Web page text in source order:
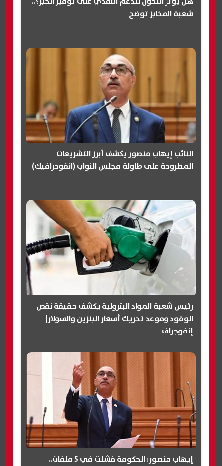
شعبة المخابز توضح
النائب إيهاب منصور يكشف أبرز التشريعات
المطروحة على طاولة مجلس النواب (انفوجرافيك)
رئيس شعبة المواد البترولية يكشف حقيقة نقص
الوقود وموعد تحريك أسعار البنزين والسولار|
إنفوجراف
إيهاب منصور: الحكومة فشلت في 5 ملفات..